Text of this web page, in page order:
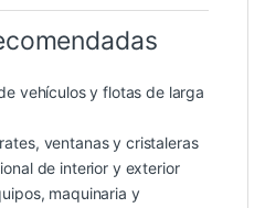
vehículos y flotas de larga
ventanas y cristaleras
de interior y exterior
maquinaria y